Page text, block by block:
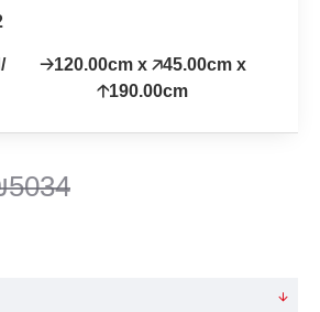
🡢120.00cm x 🡥45.00cm x
🡡190.00cm